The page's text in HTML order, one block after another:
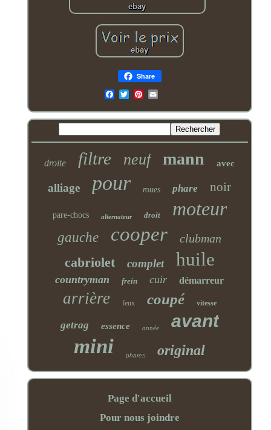
Share
Email
droite filtre neuf mann avec
alliage pour roues phare noir
pare-chocs alternateur droit moteur
gauche cooper clubman
cabriolet complet huile
countryman frein cuir démarreur
arrière feux coupé vitesse
getrag essence année avant
mini phares original
Page d'accueil
Pour nous joindre